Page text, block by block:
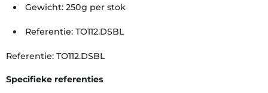
Gewicht: 250g per stok
Referentie: TO112.DSBL
Referentie: TO112.DSBL
Specifieke referenties